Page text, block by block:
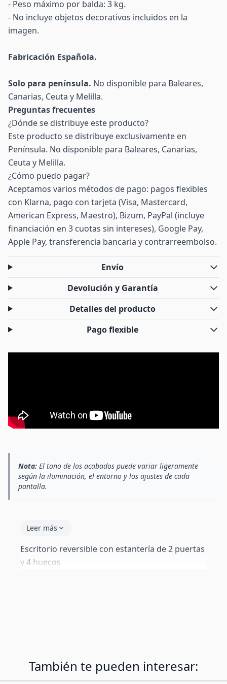
- Peso máximo por balda: 3 kg.
- No incluye objetos decorativos incluidos en la
imagen.
Fabricación Española.
Solo para península. No disponible para Baleares,
Canarias, Ceuta y Melilla.
Preguntas frecuentes
¿Dónde se distribuye este producto?
Este producto se distribuye exclusivamente en
Península. No disponible para Baleares, Canarias,
Ceuta y Melilla.
¿Cómo puedo pagar?
Aceptamos varios métodos de pago: pagos flexibles
con Klarna, pago con tarjeta (Visa, Mastercard,
American Express, Maestro), Bizum, PayPal (incluye
financiación en 3 cuotas sin intereses), Google Pay,
Apple Pay, transferencia bancaria y contrarreembolso.
Envío
Devolución y Garantía
Detalles del producto
Pago flexible
Nota: El tono de los acabados puede variar ligeramente
según la iluminación, el entorno y los ajustes de cada
pantalla.
Leer más
Escritorio reversible con estantería de 2 puertas
y 4 huecos
También te pueden interesar: